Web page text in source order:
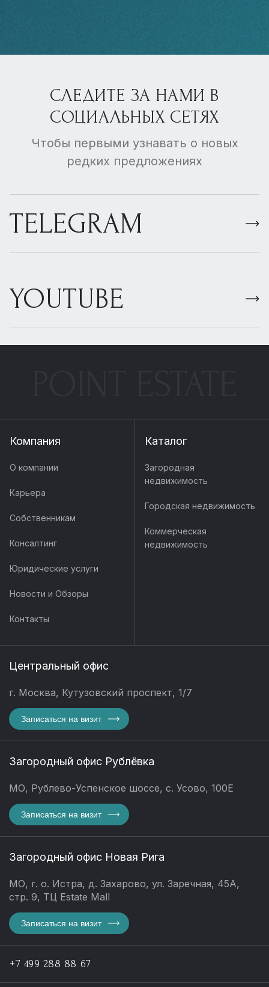
СЛЕДИТЕ ЗА НАМИ В
СОЦИАЛЬНЫХ СЕТЯХ
Чтобы первыми узнавать о новых
редких предложениях
TELEGRAM
YOUTUBE
Компания
О компании
Карьера
Собственникам
Консалтинг
Юридические услуги
Новости и Обзоры
Контакты
Каталог
Загородная
недвижимость
Городская недвижимость
Коммерческая
недвижимость
Центральный офис
г. Москва, Кутузовский проспект, 1/7
Записаться на визит
Загородный офис Рублёвка
МО, Рублево-Успенское шоссе, с. Усово, 100Е
Записаться на визит
Загородный офис Новая Рига
МО, г. о. Истра, д. Захарово, ул. Заречная, 45А,
стр. 9, ТЦ Estate Mall
Записаться на визит
+7 499 288 88 67